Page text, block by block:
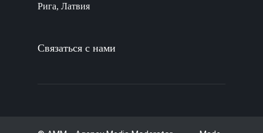
Рига, Латвия
Связаться с нами